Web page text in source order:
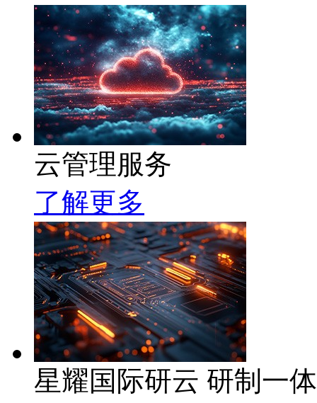
云管理服务
了解更多
星耀国际研云 研制一